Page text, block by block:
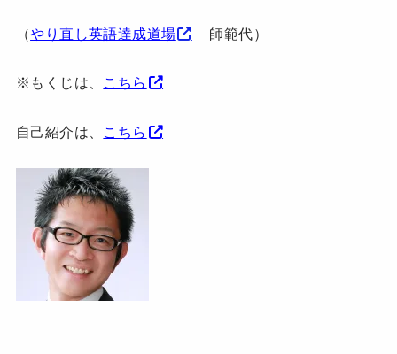
（やり直し英語達成道場 師範代）
※もくじは、 こちら
自己紹介は、 こちら